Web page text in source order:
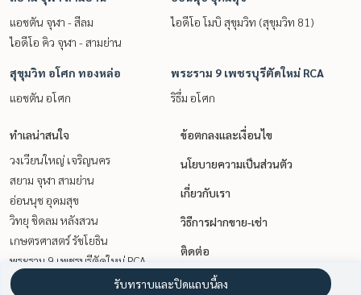
แอชตัน จุฬา - สีลม
ไอดีโอ คิว จุฬา - สามย่าน
ไอดีโอ โมบิ สุขุมวิท (สุขุมวิท 81)
สุขุมวิท อโศก ทองหล่อ
แอชตัน อโศก
พระราม 9 เพชรบุรีตัดใหม่ RCA
ริธึ่ม อโศก
ทำเลน่าสนใจ
วงเวียนใหญ่ เจริญนคร
สยาม จุฬา สามย่าน
อ่อนนุช อุดมสุข
วิทยุ ชิดลม หลังสวน
เกษตรศาสตร์ รัชโยธิน
พระราม 9 เพชรบุรีตัดใหม่ RCA
ท่าพระ ตลาดพลู วุฒากาศ
ข้อตกลงและเงื่อนไข
นโยบายความเป็นส่วนตัว
เกี่ยวกับเรา
วิธีการฝากขาย-เช่า
ติดต่อ
รับทราบและปิดแถบนี้ลง